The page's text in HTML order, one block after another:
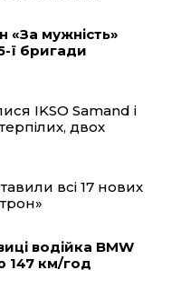
«За мужність»
ї бригади
IKSO Samand і
двох
всі 17 нових
водійка BMW
147 км/год